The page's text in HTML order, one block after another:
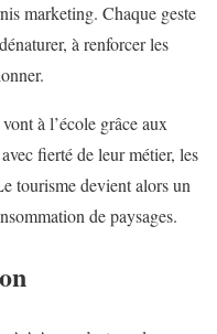
marketing. Chaque geste
à renforcer les
à l’école grâce aux
fierté de leur métier, les
tourisme devient alors un
de paysages.